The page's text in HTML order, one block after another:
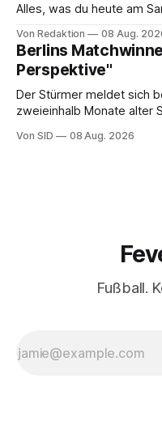
Alles, was du heute am
Von Redaktion 08 Aug.
Berlins
Perspektive"
Der Stürmer meldet sich
zweieinhalb Monate alter
Von SID 08 Aug. 2026
Fußball.